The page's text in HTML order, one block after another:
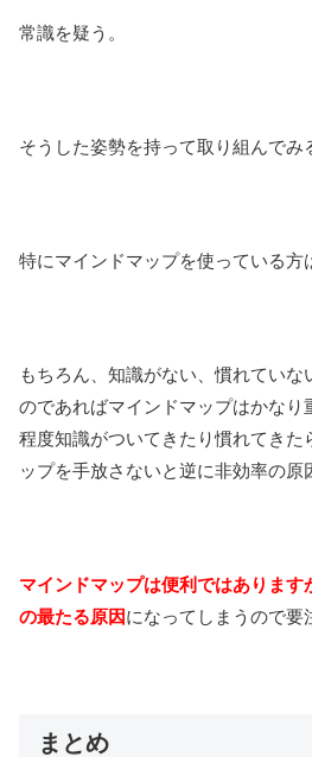
常識を疑う。
そうした姿勢を持って取り組んでみ
特にマインドマップを使っている方
もちろん、知識がない、慣れていな
のであればマインドマップはかなり
程度知識がついてきたり慣れてきた
ップを手放さないと逆に非効率の原
マインドマップは便利ではあります
の最たる原因になってしまうので要
まとめ